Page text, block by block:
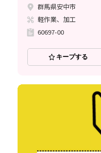
群馬県安中市
軽作業、加工
60697-00
キープする